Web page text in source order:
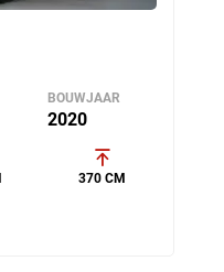
BOUWJAAR
2020
370 CM